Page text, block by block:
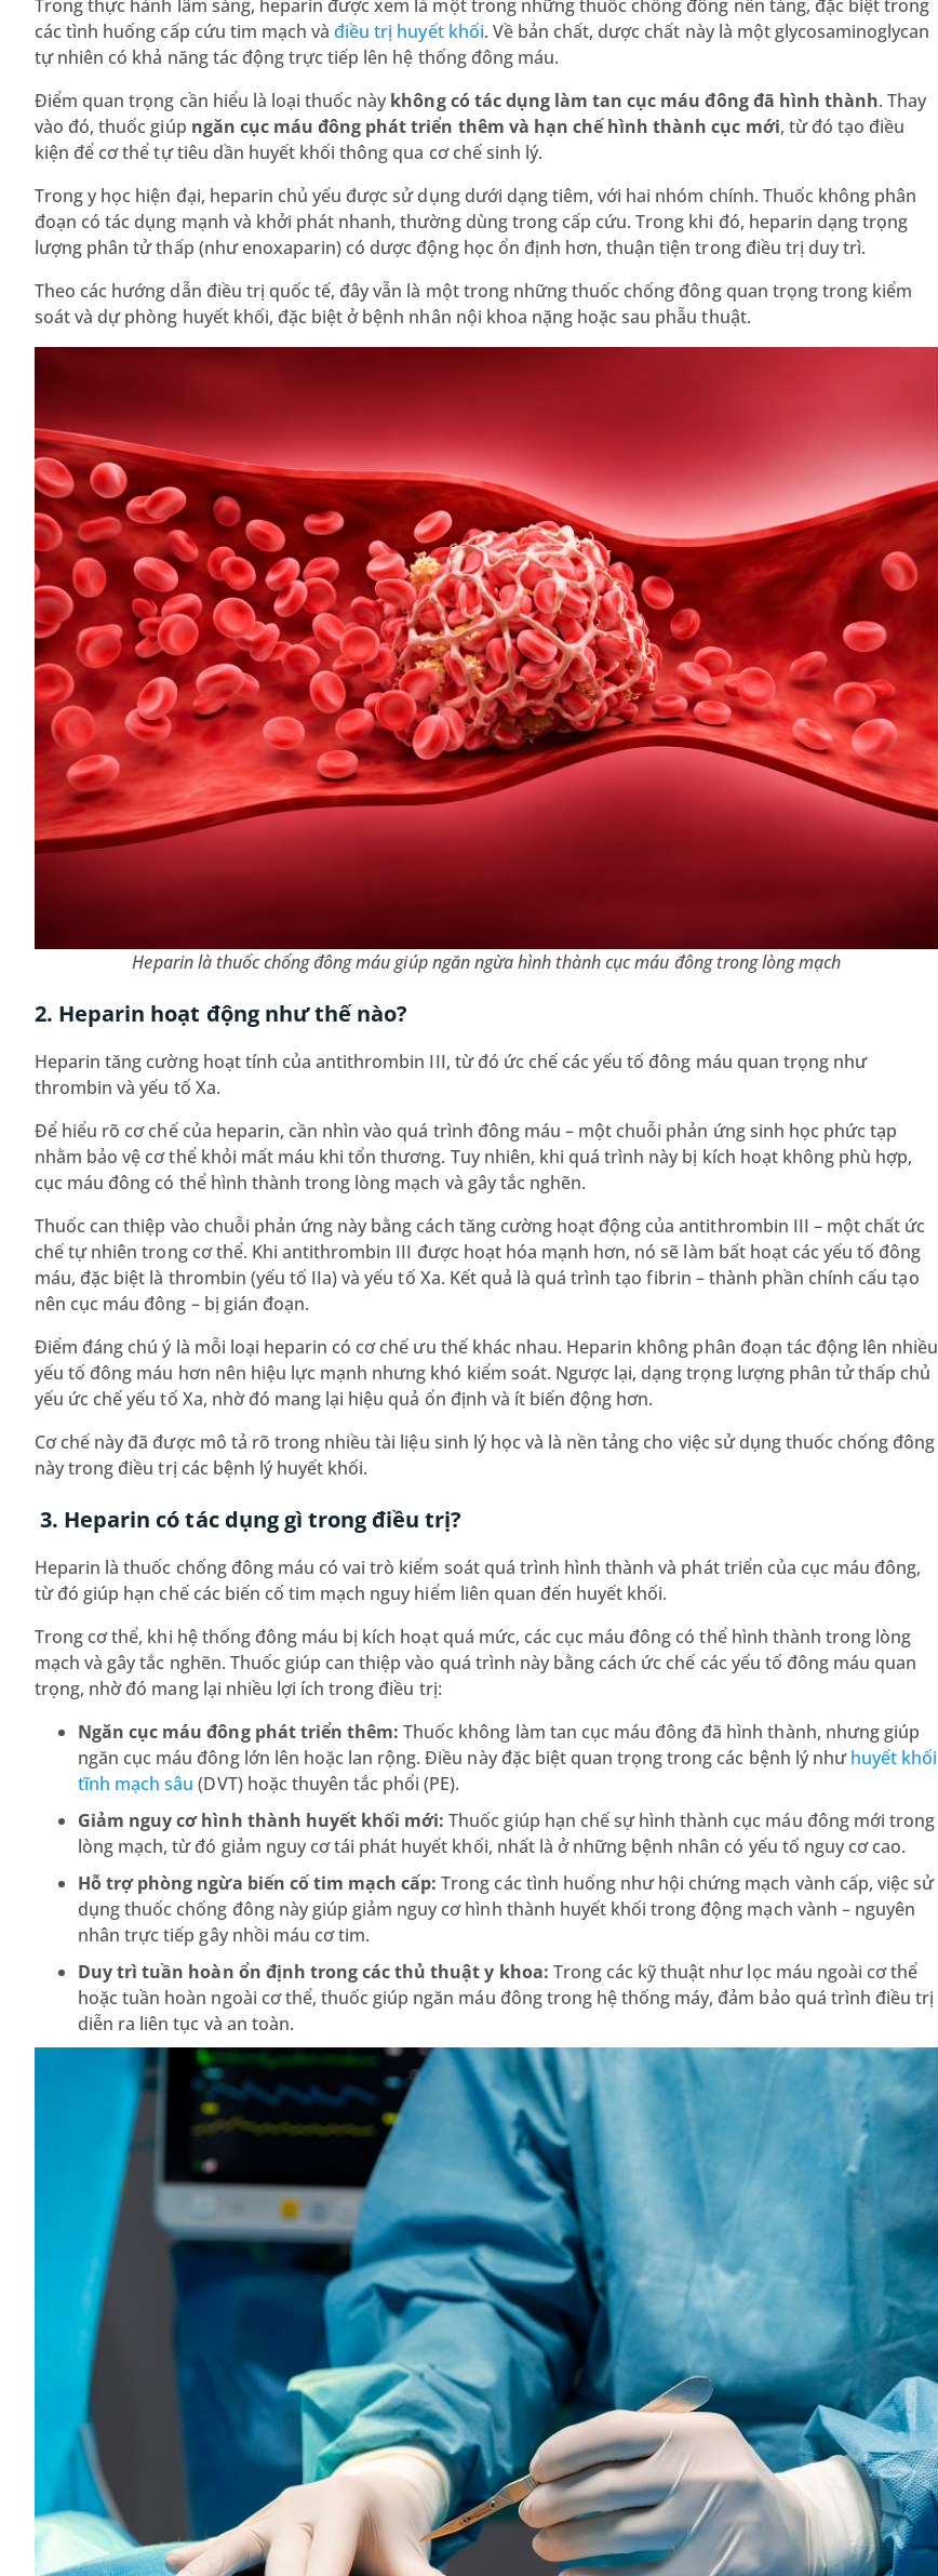
Trong thực hành lâm sàng, heparin được xem là một trong những thuốc chống đông nền tảng, đặc biệt trong
các tình huống cấp cứu tim mạch vàđiều trị huyết khối. Về bản chất, dược chất này là một glycosaminoglycan
tự nhiên có khả năng tác động trực tiếp lên hệ thống đông máu.
Điểm quan trọng cần hiểu là loại thuốc này không có tác dụng làm tan cục máu đông đã hình thành. Thay
vào đó, thuốc giúp ngăn cục máu đông phát triển thêm và hạn chế hình thành cục mới, từ đó tạo điều
kiện để cơ thể tự tiêu dần huyết khối thông qua cơ chế sinh lý.
Trong y học hiện đại, heparin chủ yếu được sử dụng dưới dạng tiêm, với hai nhóm chính. Thuốc không phân
đoạn có tác dụng mạnh và khởi phát nhanh, thường dùng trong cấp cứu. Trong khi đó, heparin dạng trọng
lượng phân tử thấp (như enoxaparin) có dược động học ổn định hơn, thuận tiện trong điều trị duy trì.
Theo các hướng dẫn điều trị quốc tế, đây vẫn là một trong những thuốc chống đông quan trọng trong kiểm
soát và dự phòng huyết khối, đặc biệt ở bệnh nhân nội khoa nặng hoặc sau phẫu thuật.
Heparin là thuốc chống đông máu giúp ngăn ngừa hình thành cục máu đông trong lòng mạch
2. Heparin hoạt động như thế nào?
Heparin tăng cường hoạt tính của antithrombin III, từ đó ức chế các yếu tố đông máu quan trọng như
thrombin và yếu tố Xa.
Để hiểu rõ cơ chế của heparin, cần nhìn vào quá trình đông máu – một chuỗi phản ứng sinh học phức tạp
nhằm bảo vệ cơ thể khỏi mất máu khi tổn thương. Tuy nhiên, khi quá trình này bị kích hoạt không phù hợp,
cục máu đông có thể hình thành trong lòng mạch và gây tắc nghẽn.
Thuốc can thiệp vào chuỗi phản ứng này bằng cách tăng cường hoạt động của antithrombin III – một chất ức
chế tự nhiên trong cơ thể. Khi antithrombin III được hoạt hóa mạnh hơn, nó sẽ làm bất hoạt các yếu tố đông
máu, đặc biệt là thrombin (yếu tố IIa) và yếu tố Xa. Kết quả là quá trình tạo fibrin – thành phần chính cấu tạo
nên cục máu đông – bị gián đoạn.
Điểm đáng chú ý là mỗi loại heparin có cơ chế ưu thế khác nhau. Heparin không phân đoạn tác động lên nhiều
yếu tố đông máu hơn nên hiệu lực mạnh nhưng khó kiểm soát. Ngược lại, dạng trọng lượng phân tử thấp chủ
yếu ức chế yếu tố Xa, nhờ đó mang lại hiệu quả ổn định và ít biến động hơn.
Cơ chế này đã được mô tả rõ trong nhiều tài liệu sinh lý học và là nền tảng cho việc sử dụng thuốc chống đông
này trong điều trị các bệnh lý huyết khối.
3. Heparin có tác dụng gì trong điều trị?
Heparin là thuốc chống đông máu có vai trò kiểm soát quá trình hình thành và phát triển của cục máu đông,
từ đó giúp hạn chế các biến cố tim mạch nguy hiểm liên quan đến huyết khối.
Trong cơ thể, khi hệ thống đông máu bị kích hoạt quá mức, các cục máu đông có thể hình thành trong lòng
mạch và gây tắc nghẽn. Thuốc giúp can thiệp vào quá trình này bằng cách ức chế các yếu tố đông máu quan
trọng, nhờ đó mang lại nhiều lợi ích trong điều trị:
Ngăn cục máu đông phát triển thêm:Thuốc không làm tan cục máu đông đã hình thành, nhưng giúp
ngăn cục máu đông lớn lên hoặc lan rộng. Điều này đặc biệt quan trọng trong các bệnh lý nhưhuyết khối
tĩnh mạch sâu (DVT) hoặc thuyên tắc phổi (PE).
Giảm nguy cơ hình thành huyết khối mới: Thuốc giúp hạn chế sự hình thành cục máu đông mới trong
lòng mạch, từ đó giảm nguy cơ tái phát huyết khối, nhất là ở những bệnh nhân có yếu tố nguy cơ cao.
Hỗ trợ phòng ngừa biến cố tim mạch cấp: Trong các tình huống như hội chứng mạch vành cấp, việc sử
dụng thuốc chống đông này giúp giảm nguy cơ hình thành huyết khối trong động mạch vành – nguyên
nhân trực tiếp gây nhồi máu cơ tim.
Duy trì tuần hoàn ổn định trong các thủ thuật y khoa: Trong các kỹ thuật như lọc máu ngoài cơ thể
hoặc tuần hoàn ngoài cơ thể, thuốc giúp ngăn máu đông trong hệ thống máy, đảm bảo quá trình điều trị
diễn ra liên tục và an toàn.